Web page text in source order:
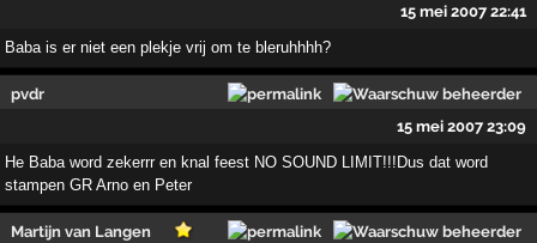
15 mei 2007 22:41
Baba is er niet een plekje vrij om te bleruhhhh?
pvdr
15 mei 2007 23:09
He Baba word zekerrr en knal feest NO SOUND LIMIT!!!Dus dat word
stampen GR Arno en Peter
Martijn van Langen